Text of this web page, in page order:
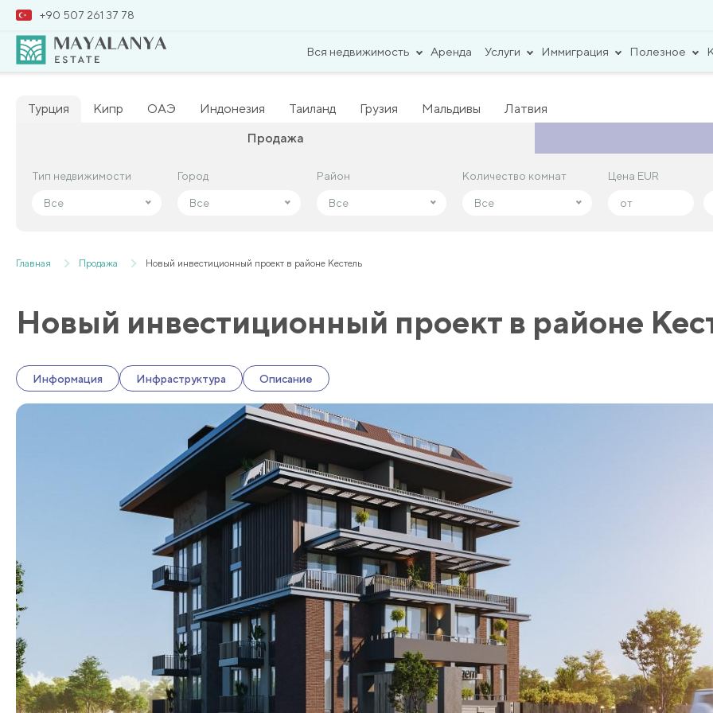
+90 507 261 37 78
Вся недвижимость Аренда Услуги Иммиграция Полезное
Турция Кипр ОАЭ Индонезия Таиланд Грузия Мальдивы
Латвия
Продажа
Тип недвижимости
Все
Город
Все
Район
Все
Количество комнат
Все
Цена EUR
Тип недвижимости
Все
Город
Все
Район
Все
Количество комнат
Все
Цена EUR
Главная Продажа Новый инвестиционный проект в районе Кестель
Новый инвестиционный проект в районе
Информация Инфраструктура Описание